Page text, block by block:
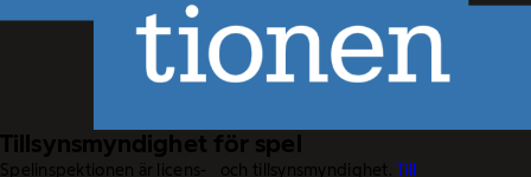
Tillsynsmyndighet för spel
Spelinspektionen är licens- och tillsynsmyndighet.Till